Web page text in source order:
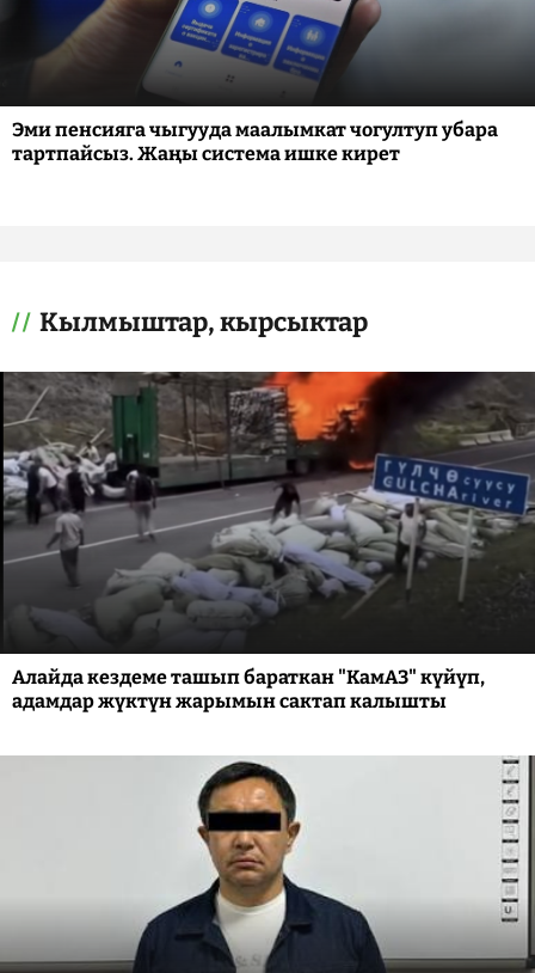
Эми пенсияга чыгууда маалымкат чогултуп убара
тартпайсыз. Жаңы система ишке кирет
Кылмыштар, кырсыктар
Алайда кездеме ташып бараткан "КамАЗ" күйүп,
адамдар жүктүн жарымын сактап калышты